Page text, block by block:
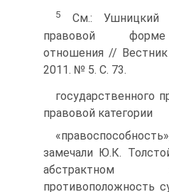
5
См.: Ушницкий
правовой форме
отношения // Вестник
2011. № 5. С. 73.
государственного
правовой категории
замечали Ю.К.
противоположность